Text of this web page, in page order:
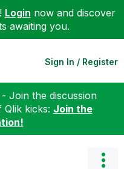
Login now and discover
awaiting you.
Sign In / Register
Join the discussion
kicks: Join the